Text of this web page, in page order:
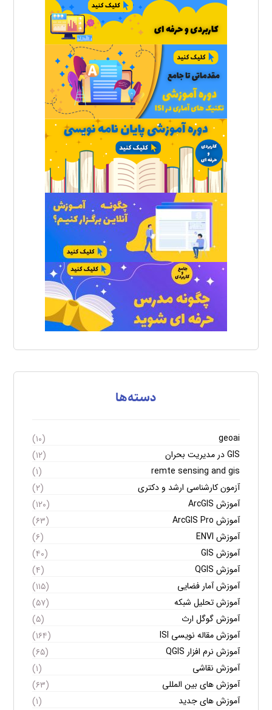
دسته‌ها
geoai
(۱۰)
GIS در مدیریت بحران
(۱۲)
remte sensing and gis
(۱)
آزمون کارشناسی ارشد و دکتری
(۲)
آموزش ArcGIS
(۱۲۰)
آموزش ArcGIS Pro
(۶۳)
آموزش ENVI
(۶)
آموزش GIS
(۴۰)
آموزش QGIS
(۴)
آموزش آمار فضایی
(۱۱۵)
آموزش تحلیل شبکه
(۵۷)
آموزش گوگل ارث
(۵)
آموزش مقاله نویسی ISI
(۱۶۴)
آموزش نرم افزار QGIS
(۶۵)
آموزش نقاشی
(۱)
آموزش های بین المللی
(۶۳)
آموزش های جدید
(۱)